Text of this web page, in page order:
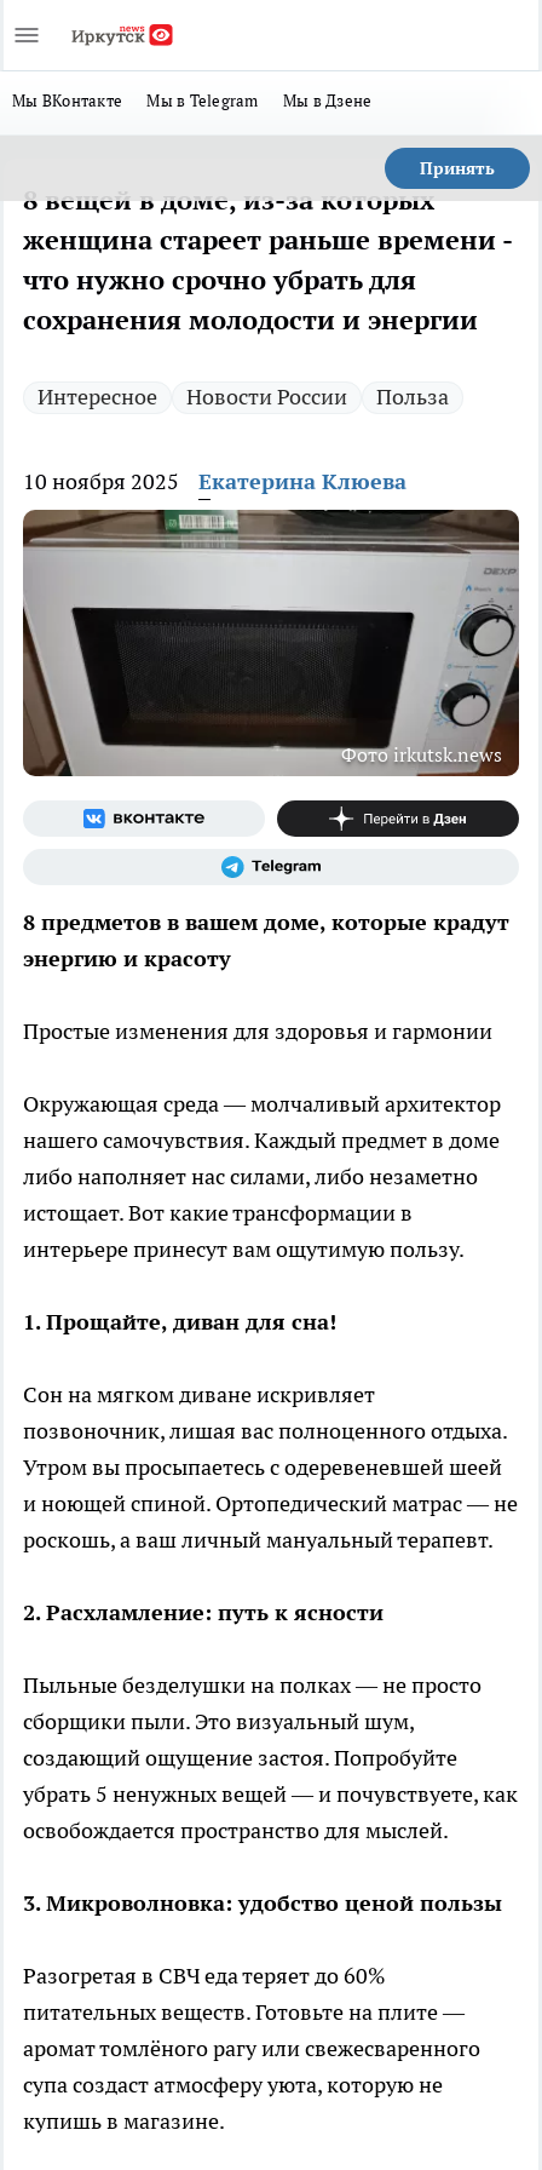
Мы ВКонтакте Мы в Telegram Мы в Дзене
Принять
8 вещей в доме, из-за которых
женщина стареет раньше времени -
что нужно срочно убрать для
сохранения молодости и энергии
Интересное Новости России Польза
10 ноября 2025 Екатерина Клюева
Фото irkutsk.news
8 предметов в вашем доме, которые крадут
энергию и красоту
Простые изменения для здоровья и гармонии
Окружающая среда — молчаливый архитектор
нашего самочувствия. Каждый предмет в доме
либо наполняет нас силами, либо незаметно
истощает. Вот какие трансформации в
интерьере принесут вам ощутимую пользу.
1. Прощайте, диван для сна!
Сон на мягком диване искривляет
позвоночник, лишая вас полноценного отдыха.
Утром вы просыпаетесь с одеревеневшей шеей
и ноющей спиной. Ортопедический матрас — не
роскошь, а ваш личный мануальный терапевт.
2. Расхламление: путь к ясности
Пыльные безделушки на полках — не просто
сборщики пыли. Это визуальный шум,
создающий ощущение застоя. Попробуйте
убрать 5 ненужных вещей — и почувствуете, как
освобождается пространство для мыслей.
3. Микроволновка: удобство ценой пользы
Разогретая в СВЧ еда теряет до 60%
питательных веществ. Готовьте на плите —
аромат томлёного рагу или свежесваренного
супа создаст атмосферу уюта, которую не
купишь в магазине.